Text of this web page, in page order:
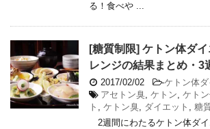
る！食べや ...
[糖質制限] ケトン体ダ
レンジの結果まとめ・3
2017/02/02 -ケトン体ダ
アセトン臭, ケトン, ケト
ト , ケトン臭, ダイエット , 糖
2週間にわたるケトン体ダ